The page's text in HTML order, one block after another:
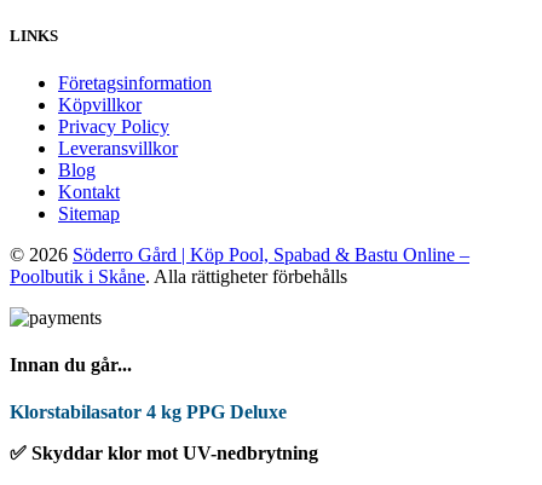
LINKS
Företagsinformation
Köpvillkor
Privacy Policy
Leveransvillkor
Blog
Kontakt
Sitemap
© 2026 Söderro Gård | Köp Pool, Spabad & Bastu Online –
Poolbutik i Skåne. Alla rättigheter förbehålls
Innan du går...
Klorstabilasator 4 kg PPG Deluxe
✅ Skyddar klor mot UV-nedbrytning